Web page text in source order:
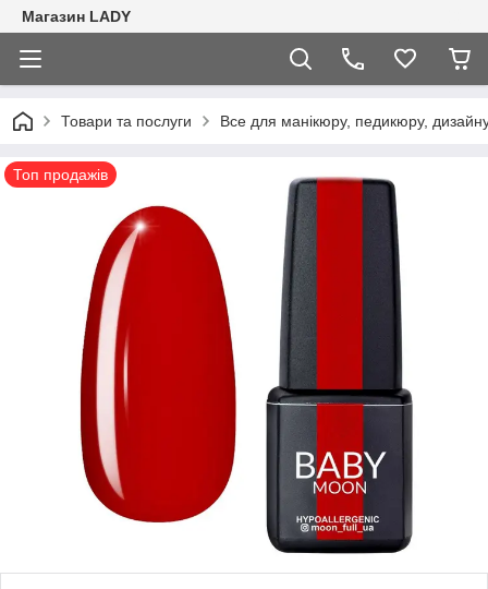
Магазин LADY
Товари та послуги Все для манікюру, педикюру, дизайну
Топ продажів